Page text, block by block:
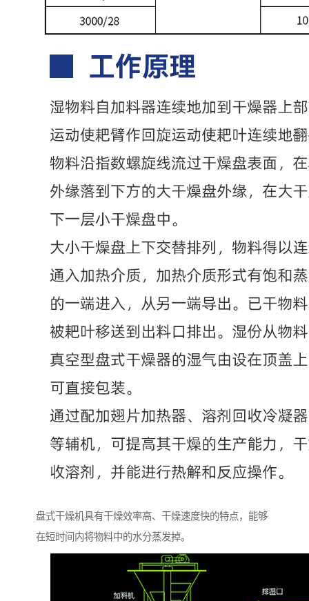
盘式干燥机具有干燥效率高、干燥速度快的特点，能够
在短时间内将物料中的水分蒸发掉。